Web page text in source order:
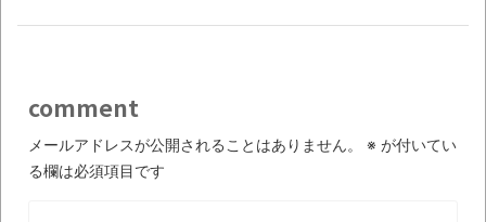
【極画像】名古屋の地下鉄
wwwwwwwwwwww
comment
メールアドレスが公開されることはありません。 ※ が付いてい
る欄は必須項目です